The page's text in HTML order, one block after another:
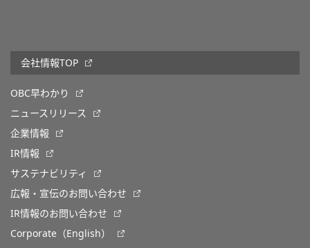
会社情報TOP
OBC早わかり
ニュースリリース
企業情報
IR情報
サステナビリティ
広報・宣伝のお問い合わせ
IR情報のお問い合わせ
Corporate（English）